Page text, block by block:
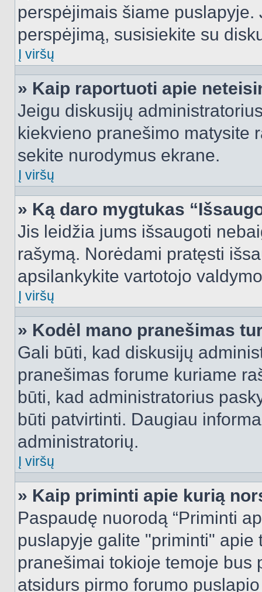
perspėjimais šiame
perspėjimą, susisiekite su
Į viršų
» Kaip raportuoti apie
Jeigu diskusijų
kiekvieno pranešimo matysite
sekite nurodymus ekrane.
Į viršų
» Ką daro mygtukas
Jis leidžia jums išsaugoti
rašymą. Norėdami pratęsti
apsilankykite vartotojo
Į viršų
» Kodėl mano pranešimas
Gali būti, kad diskusijų
pranešimas forume kuriame
būti, kad administratorius
būti patvirtinti. Daugiau
administratorių.
Į viršų
» Kaip priminti apie kurią
Paspaudę nuorodą “Priminti
puslapyje galite "priminti"
pranešimai tokioje temoje bus
atsidurs pirmo forumo